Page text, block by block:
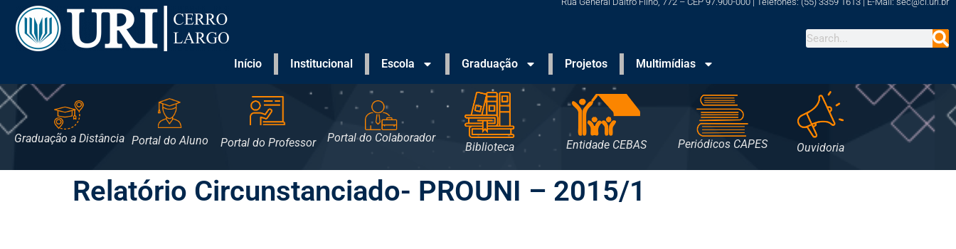
Início Institucional Escola Graduação Projetos Multimídias
Graduação a Distância Portal do Aluno Portal do Professor Portal do Colaborador
Biblioteca Entidade CEBAS Periódicos CAPES Ouvidoria
Relatório Circunstanciado- PROUNI – 2015/1